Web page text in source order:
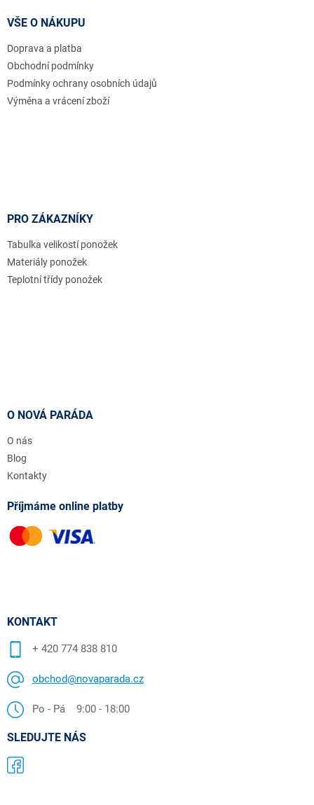
VŠE O NÁKUPU
Doprava a platba
Obchodní podmínky
Podmínky ochrany osobních údajů
Výměna a vrácení zboží
PRO ZÁKAZNÍKY
Tabulka velikostí ponožek
Materiály ponožek
Teplotní třídy ponožek
O NOVÁ PARÁDA
O nás
Blog
Kontakty
Příjmáme online platby
KONTAKT
+ 420 774 838 810
obchod@novaparada.cz
Po - Pá 9:00 - 18:00
SLEDUJTE NÁS